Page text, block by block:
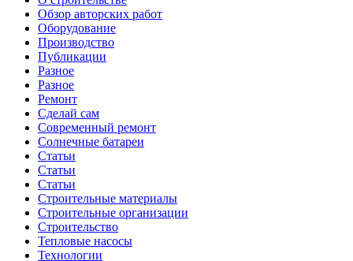
Обзор авторских работ
Оборудование
Производство
Публикации
Разное
Разное
Ремонт
Сделай сам
Современный ремонт
Солнечные батареи
Статьи
Статьи
Статьи
Строительные материалы
Строительные организации
Строительство
Тепловые насосы
Технологии